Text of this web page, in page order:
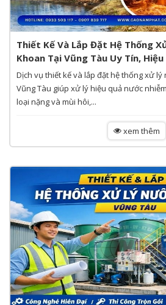
Thiết Kế Và Lắp Đặt Hệ Thống
Khoan Tại Vũng Tàu Uy Tín, Hiệu
Dịch vụ thiết kế và lắp đặt hệ thống xử
Vũng Tàu giúp xử lý hiệu quả nước
loại nặng và mùi hôi,...
xem thêm